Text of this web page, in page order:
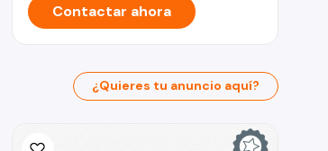
Contactar ahora
¿Quieres tu anuncio aquí?